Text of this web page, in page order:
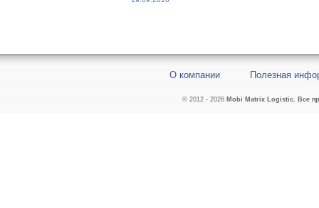
О компании Полезная
© 2012 - 2026Mobi Matrix Logistic. Все